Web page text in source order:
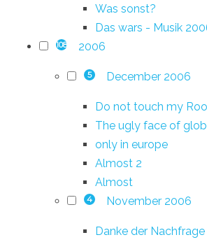
Was sonst?
Das wars - Musik
108 2006
5 December 2006
Do not touch my
The ugly face of
only in europe
Almost 2
Almost
4 November 2006
Danke der Nachfrage